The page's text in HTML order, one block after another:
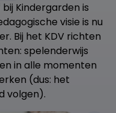
Kindergarden is
visie is nu
Bij het KDV richten
spelenderwijs
in alle momenten
(dus: het
volgen).